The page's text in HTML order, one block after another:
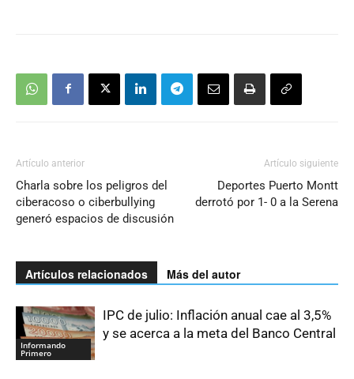
Artículo anterior
Charla sobre los peligros del
ciberacoso o ciberbullying
generó espacios de discusión
Artículo siguiente
Deportes Puerto Montt
derrotó por 1- 0 a la Serena
Artículos relacionados Más del autor
Informando
Primero
IPC de julio: Inflación anual cae al 3,5%
y se acerca a la meta del Banco Central